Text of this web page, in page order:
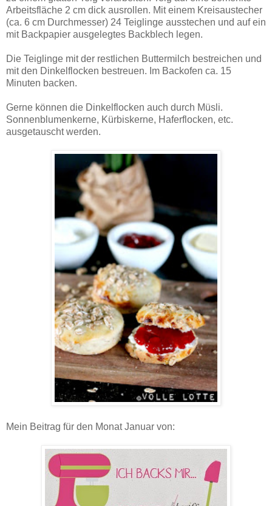
Arbeitsfläche 2 cm dick ausrollen. Mit einem Kreisaustecher
(ca. 6 cm Durchmesser) 24 Teiglinge ausstechen und auf ein
mit Backpapier ausgelegtes Backblech legen.
Die Teiglinge mit der restlichen Buttermilch bestreichen und
mit den Dinkelflocken bestreuen. Im Backofen ca. 15
Minuten backen.
Gerne können die Dinkelflocken auch durch Müsli.
Sonnenblumenkerne, Kürbiskerne, Haferflocken, etc.
ausgetauscht werden.
Mein Beitrag für den Monat Januar von: